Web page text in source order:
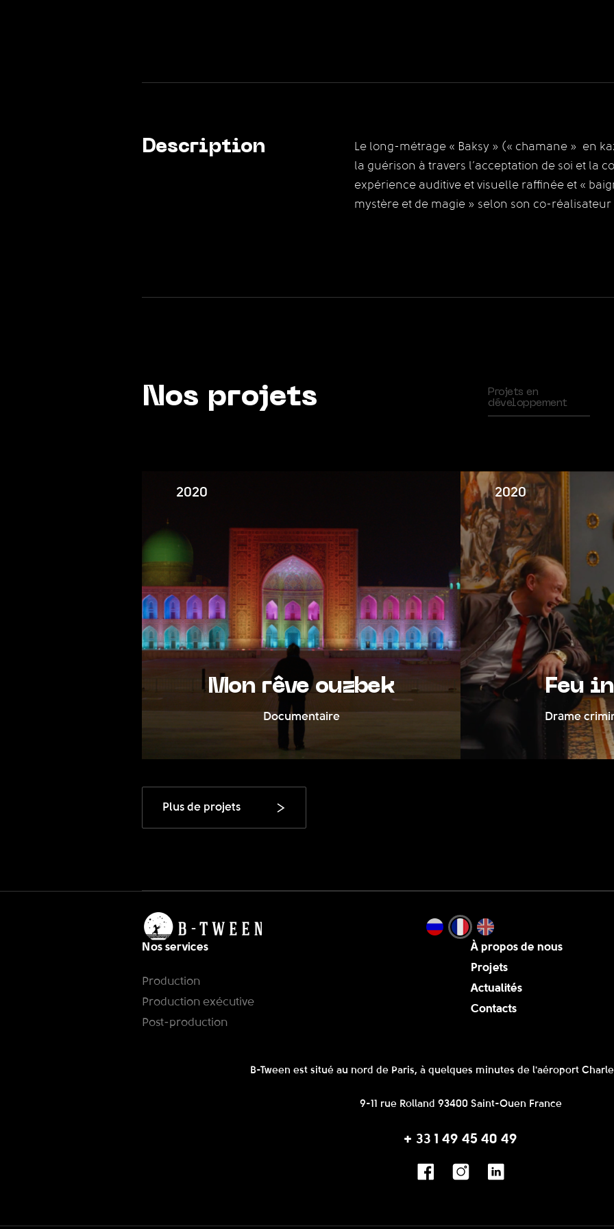
Description Le long-métrage « Baksy » (« chamane » en
la guérison à travers l’acceptation de soi et la
expérience auditive et visuelle raffinée et «
mystère et de magie » selon son co-réalisateur
Nos projets
Projets en
développement
Mon rêve ouzbek
Documentaire
2020
Feu
Drame
2020
Plus de projets
Nos services
Production
Production exécutive
Post-production
À propos de nous
Projets
Actualités
Contacts
B-Tween est situé au nord de Paris, à quelques minutes de l'aéroport
9-11 rue Rolland 93400 Saint-Ouen France
+ 33 1 49 45 40 49